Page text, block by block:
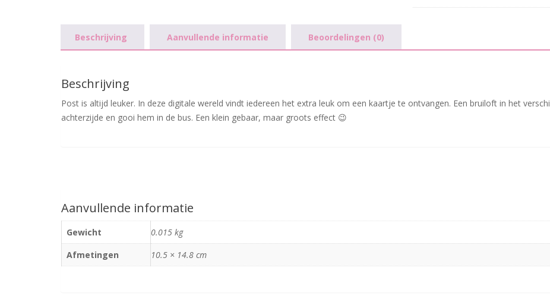
Beschrijving Aanvullende informatie Beoordelingen (0)
Beschrijving
Post is altijd leuker. In deze digitale wereld vindt iedereen het extra leuk om een kaartje te ontvangen. Een bruiloft in het
achterzijde en gooi hem in de bus. Een klein gebaar, maar groots effect 😉
Aanvullende informatie
Gewicht
0.015 kg
Afmetingen
10.5 × 14.8 cm